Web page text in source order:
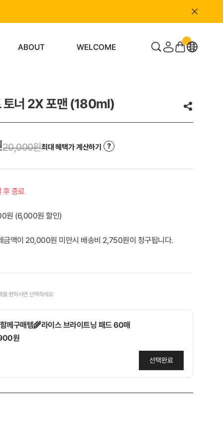
ABOUT WELCOME
토너 2X 포맨 (180ml)
20,000원최대 혜택가 계산하기
후 종료
원 (6,000원 할인)
금액이 20,000원 미만시 배송비 2,750원이 청구됩니다.
를 원하시면 선택하세요
께구매템🌾라이스 브라이트닝 패드 60매
원
선택완료